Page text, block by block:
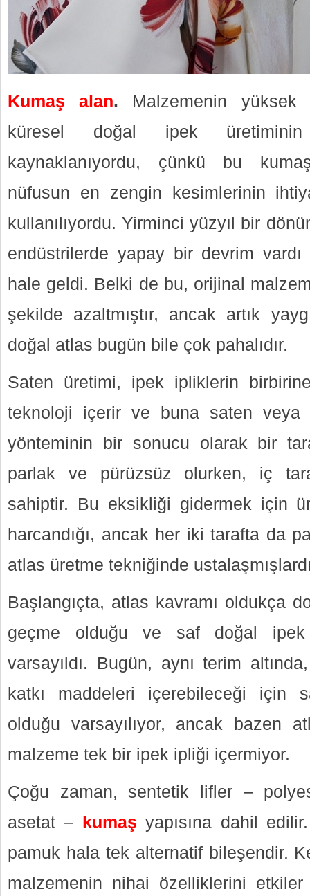
Kumaş alan. Malzemenin yüksek
küresel doğal ipek üretiminin
kaynaklanıyordu, çünkü bu
nüfusun en zengin kesimlerinin
kullanılıyordu. Yirminci yüzyıl bir
endüstrilerde yapay bir devrim
hale geldi. Belki de bu, orijinal
şekilde azaltmıştır, ancak artık
doğal atlas bugün bile çok pahalıdır.
Saten üretimi, ipek ipliklerin
teknoloji içerir ve buna saten veya
yönteminin bir sonucu olarak bir
parlak ve pürüzsüz olurken, iç
sahiptir. Bu eksikliği gidermek için
harcandığı, ancak her iki tarafta da
atlas üretme tekniğinde
Başlangıçta, atlas kavramı oldukça
geçme olduğu ve saf doğal ipek
varsayıldı. Bugün, aynı terim
katkı maddeleri içerebileceği için
olduğu varsayılıyor, ancak bazen
malzeme tek bir ipek ipliği içermiyor.
Çoğu zaman, sentetik lifler –
asetat –
kumaş yapısına dahil
pamuk hala tek alternatif bileşendir.
malzemenin nihai özelliklerini